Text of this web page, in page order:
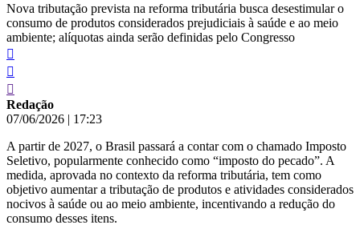
Nova tributação prevista na reforma tributária busca desestimular o
consumo de produtos considerados prejudiciais à saúde e ao meio
ambiente; alíquotas ainda serão definidas pelo Congresso
Redação
07/06/2026 | 17:23
A partir de 2027, o Brasil passará a contar com o chamado Imposto
Seletivo, popularmente conhecido como “imposto do pecado”. A
medida, aprovada no contexto da reforma tributária, tem como
objetivo aumentar a tributação de produtos e atividades considerados
nocivos à saúde ou ao meio ambiente, incentivando a redução do
consumo desses itens.